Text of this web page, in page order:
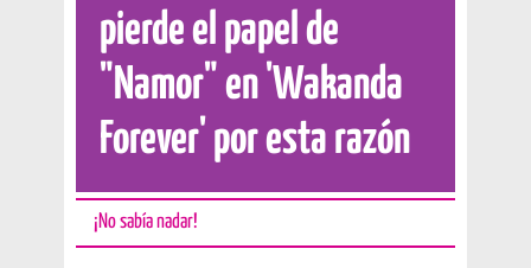
pierde el papel de
"Namor" en 'Wakanda
Forever' por esta razón
¡No sabía nadar!